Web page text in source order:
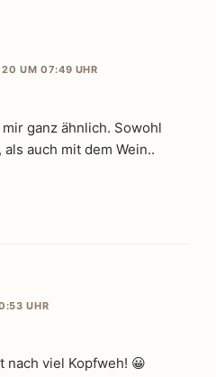
UM 07:49 UHR
ganz ähnlich. Sowohl
auch mit dem Wein..
UHR
nach viel Kopfweh! 😀